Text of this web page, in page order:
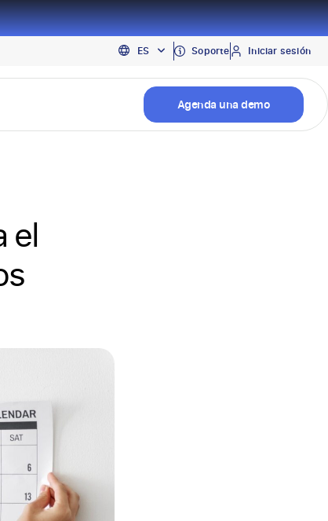
ES
EN
PT
Soporte Iniciar sesión
Agenda una demo
el